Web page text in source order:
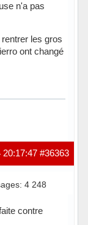
n'a pas
les gros
ont changé
#36363
20:17:47
4 248
contre